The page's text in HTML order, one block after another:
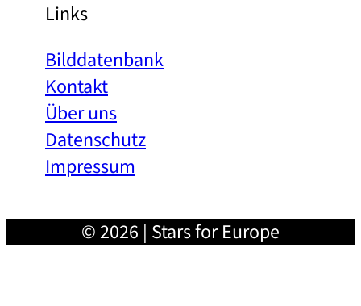
Links
Bilddatenbank
Kontakt
Über uns
Datenschutz
Impressum
© 2026 | Stars for Europe